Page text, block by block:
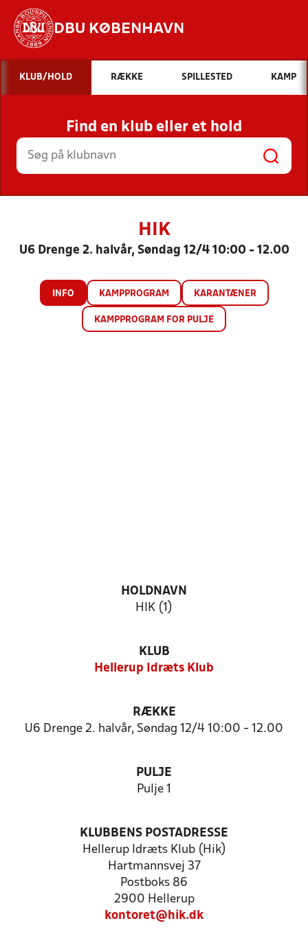
DBU KØBENHAVN
Hvad vil du søge efter?
INDHOLD OG NYHEDER
STILLINGER, RESULTATER, KLUBBER OG
HOLD
KLUB/HOLD RÆKKE SPILLESTED KAMP
Find en klub eller et hold
HIK
U6 Drenge 2. halvår, Søndag 12/4 10:00 - 12.00
INFO KAMPPROGRAM KARANTÆNER
KAMPPROGRAM FOR PULJE
HOLDNAVN
HIK (1)
KLUB
Hellerup Idræts Klub
RÆKKE
U6 Drenge 2. halvår, Søndag 12/4 10:00 - 12.00
PULJE
Pulje 1
KLUBBENS POSTADRESSE
Hellerup Idræts Klub (Hik)
Hartmannsvej 37
Postboks 86
2900 Hellerup
kontoret@hik.dk